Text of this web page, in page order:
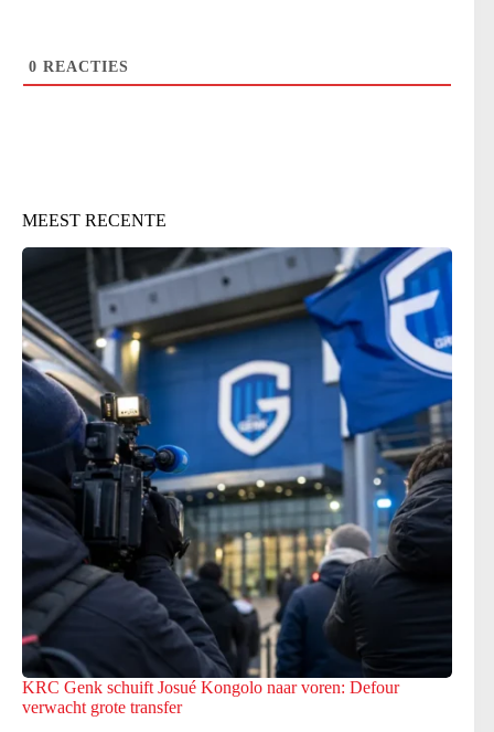
0 REACTIES
MEEST RECENTE
KRC Genk schuift Josué Kongolo naar voren: Defour
verwacht grote transfer